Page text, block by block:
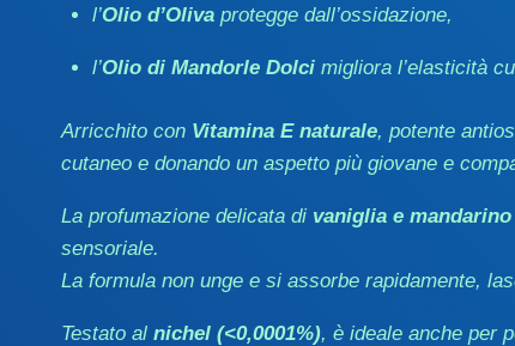
l’Olio d’Olivaprotegge dall’ossidazione,
l’Olio di Mandorle Dolcimigliora l’elasticità
Arricchito con Vitamina E naturale, potente
cutaneo e donando un aspetto più giovane e
La profumazione delicata di vaniglia e mandarino
sensoriale.
La formula non unge e si assorbe rapidamente,
Testato al nichel (<0,0001%), è ideale anche per